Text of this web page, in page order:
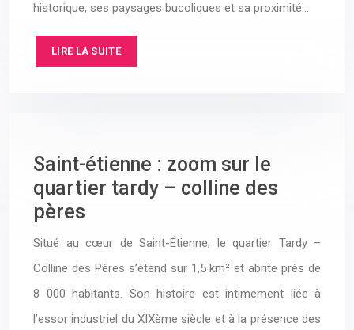
historique, ses paysages bucoliques et sa proximité…
LIRE LA SUITE
Saint-étienne : zoom sur le
quartier tardy – colline des
pères
Situé au cœur de Saint-Étienne, le quartier Tardy –
Colline des Pères s’étend sur 1,5 km² et abrite près de
8 000 habitants. Son histoire est intimement liée à
l’essor industriel du XIXème siècle et à la présence des